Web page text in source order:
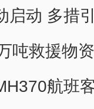
启动 多措
吨救援物资
航班